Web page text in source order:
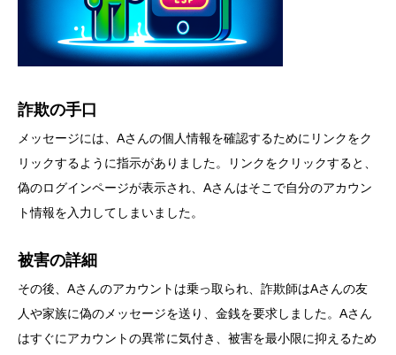
詐欺の手口
メッセージには、Aさんの個人情報を確認するためにリンクをク
リックするように指示がありました。リンクをクリックすると、
偽のログインページが表示され、Aさんはそこで自分のアカウン
ト情報を入力してしまいました。
被害の詳細
その後、Aさんのアカウントは乗っ取られ、詐欺師はAさんの友
人や家族に偽のメッセージを送り、金銭を要求しました。Aさん
はすぐにアカウントの異常に気付き、被害を最小限に抑えるため